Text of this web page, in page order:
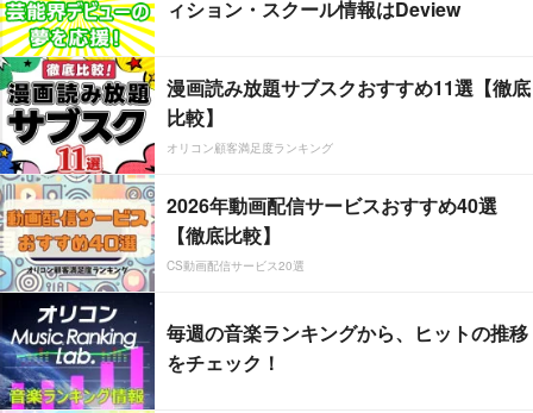
ィション・スクール情報はDeview
漫画読み放題サブスクおすすめ11選【徹底
比較】
オリコン顧客満足度ランキング
2026年動画配信サービスおすすめ40選
【徹底比較】
CS動画配信サービス20選
毎週の音楽ランキングから、ヒットの推移
をチェック！